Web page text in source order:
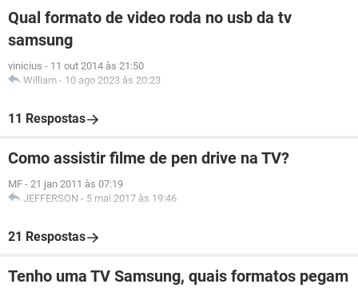
Qual formato de video roda no usb da tv
samsung
vinicius - 11 out 2014 às 21:50
William - 10 ago 2023 às 20:23
11 Respostas
Como assistir filme de pen drive na TV?
MF - 21 jan 2011 às 07:19
JEFFERSON - 5 mai 2017 às 19:46
21 Respostas
Tenho uma TV Samsung, quais formatos pegam